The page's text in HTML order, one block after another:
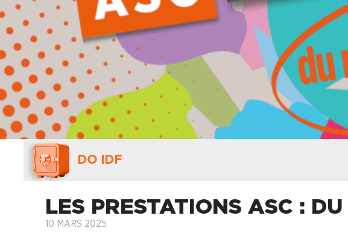
DO IDF
LES PRESTATIONS ASC :
10 MARS 2025